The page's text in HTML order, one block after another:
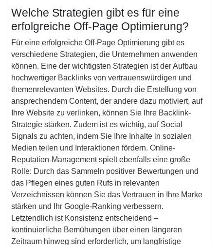
Welche Strategien gibt es für eine
erfolgreiche Off-Page Optimierung?
Für eine erfolgreiche Off-Page Optimierung gibt es
verschiedene Strategien, die Unternehmen anwenden
können. Eine der wichtigsten Strategien ist der Aufbau
hochwertiger Backlinks von vertrauenswürdigen und
themenrelevanten Websites. Durch die Erstellung von
ansprechendem Content, der andere dazu motiviert, auf
Ihre Website zu verlinken, können Sie Ihre Backlink-
Strategie stärken. Zudem ist es wichtig, auf Social
Signals zu achten, indem Sie Ihre Inhalte in sozialen
Medien teilen und Interaktionen fördern. Online-
Reputation-Management spielt ebenfalls eine große
Rolle: Durch das Sammeln positiver Bewertungen und
das Pflegen eines guten Rufs in relevanten
Verzeichnissen können Sie das Vertrauen in Ihre Marke
stärken und Ihr Google-Ranking verbessern.
Letztendlich ist Konsistenz entscheidend –
kontinuierliche Bemühungen über einen längeren
Zeitraum hinweg sind erforderlich, um langfristige